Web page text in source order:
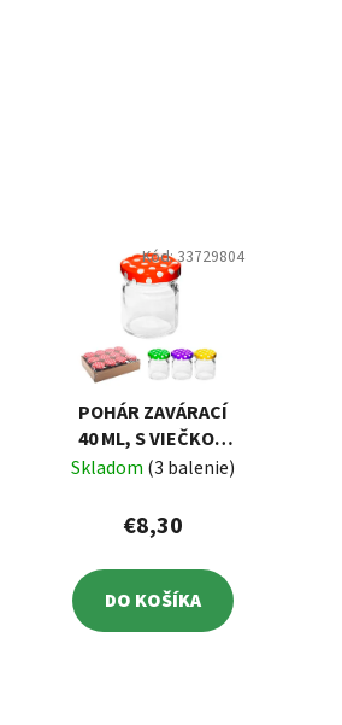
POHÁR ZAVÁRACÍ
40 ML, S VIEČKOM
TO43, BALENIE 12
Skladom (3 balenie)
€8,30
DO KOŠÍKA
Kód:33729804